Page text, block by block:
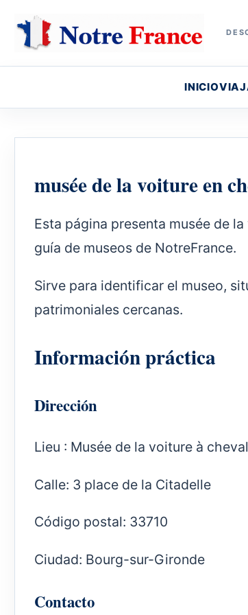
INICIO
musée de la voiture en
Esta página presenta musée de
guía de museos de NotreFrance.
Sirve para identificar el museo,
patrimoniales cercanas.
Información práctica
Dirección
Lieu : Musée de la voiture à cheval
Calle: 3 place de la Citadelle
Código postal: 33710
Ciudad: Bourg-sur-Gironde
Contacto